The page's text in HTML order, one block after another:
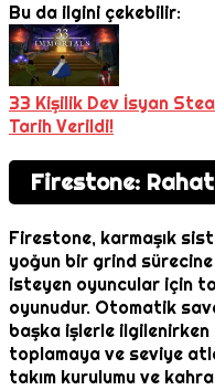
Bu da ilgini çekebilir:
33 Kişilik Dev İsyan
Tarih Verildi!
Firestone:
Firestone, karmaşık
yoğun bir grind
isteyen oyuncular için
oyunudur. Otomatik
başka işlerle ilgilenirken
toplamaya ve seviye
takım kurulumu ve